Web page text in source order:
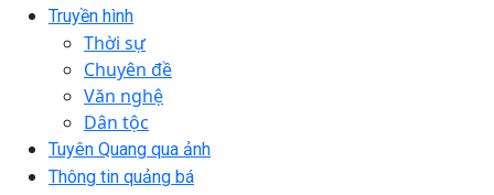
Truyền hình
Thời sự
Chuyên đề
Văn nghệ
Dân tộc
Tuyên Quang qua ảnh
Thông tin quảng bá